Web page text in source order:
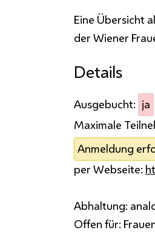
Eine Übersicht
der Wiener
Details
Ausgebucht: ja
Maximale
Anmeldung
per Webseite:
Abhaltung:
Offen für: